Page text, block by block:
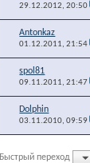
29.12.2012,20:50
Antonkaz
01.12.2011,21:54
spol81
09.11.2011,21:47
Dolphin
03.11.2010,09:59
Быстрый переход